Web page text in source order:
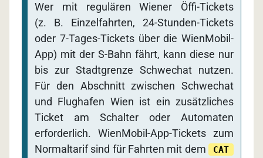
Wer mit regulären Wiener Öffi-Tickets
(z. B. Einzelfahrten, 24-Stunden-Tickets
oder 7-Tages-Tickets über die WienMobil-
App) mit der S-Bahn fährt, kann diese nur
bis zur Stadtgrenze Schwechat nutzen.
Für den Abschnitt zwischen Schwechat
und Flughafen Wien ist ein zusätzliches
Ticket am Schalter oder Automaten
erforderlich. WienMobil-App-Tickets zum
Normaltarif sind für Fahrten mit dem
CAT